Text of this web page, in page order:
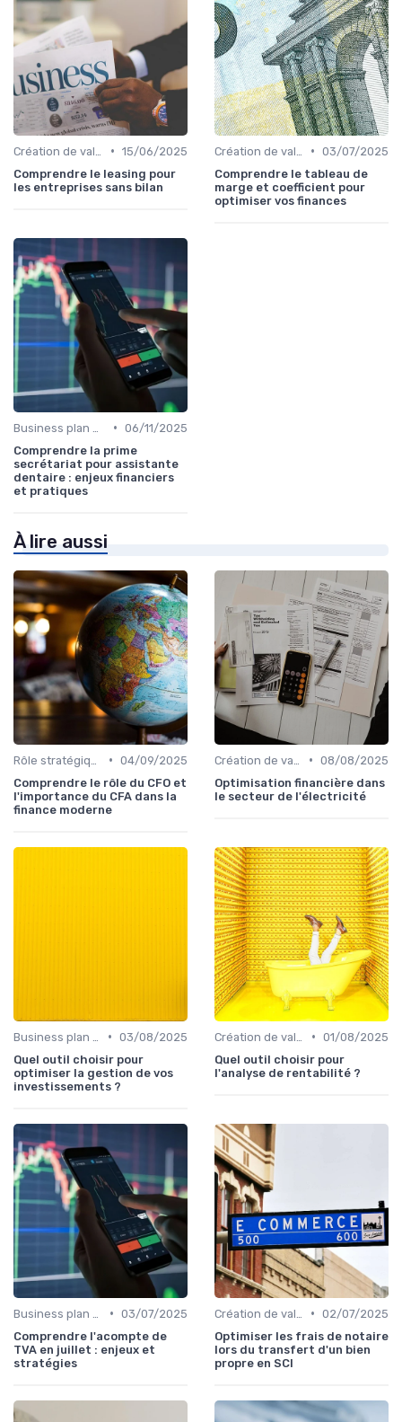
• 15/06/2025
Comprendre le leasing pour
les entreprises sans bilan
• 03/07/2025
Comprendre le tableau de
marge et coefficient pour
optimiser vos finances
• 06/11/2025
Comprendre la prime
secrétariat pour assistante
dentaire : enjeux financiers
et pratiques
À lire aussi
• 04/09/2025
Comprendre le rôle du CFO et
l'importance du CFA dans la
finance moderne
• 08/08/2025
Optimisation financière dans
le secteur de l'électricité
• 03/08/2025
Quel outil choisir pour
optimiser la gestion de vos
investissements ?
• 01/08/2025
Quel outil choisir pour
l'analyse de rentabilité ?
• 03/07/2025
Comprendre l'acompte de
TVA en juillet : enjeux et
stratégies
• 02/07/2025
Optimiser les frais de notaire
lors du transfert d'un bien
propre en SCI